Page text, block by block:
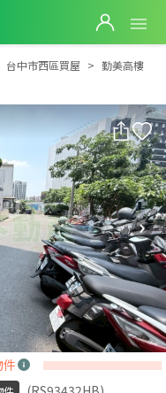
勤美高樓層陽台套房
台中市西區買屋
勤美高樓